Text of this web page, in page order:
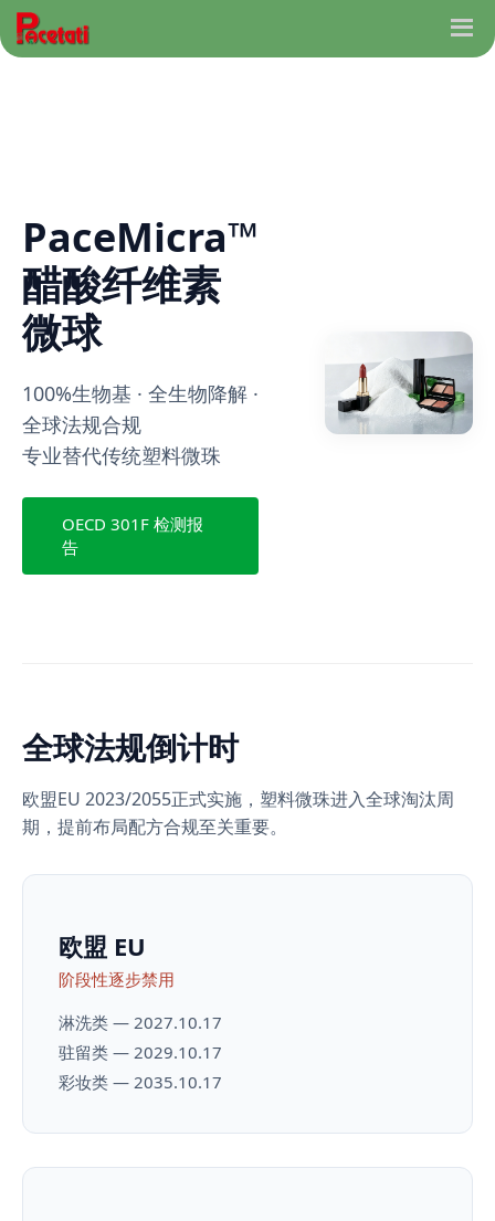
PaceMicra™
醋酸纤维素
微球
100%生物基 · 全生物降解 ·
全球法规合规
专业替代传统塑料微珠
OECD 301F 检测报
告
全球法规倒计时
欧盟EU 2023/2055正式实施，塑料微珠进入全球淘汰周
期，提前布局配方合规至关重要。
欧盟 EU
阶段性逐步禁用
淋洗类 — 2027.10.17
驻留类 — 2029.10.17
彩妆类 — 2035.10.17